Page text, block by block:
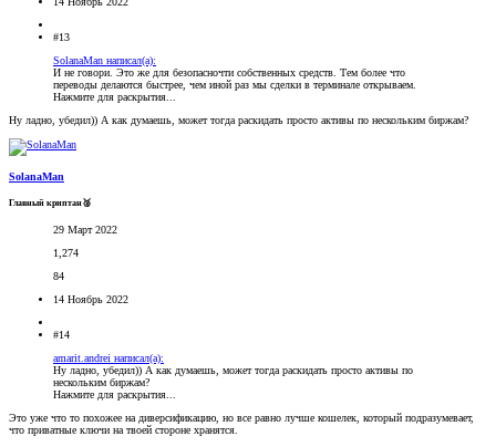
#13
SolanaMan написал(а):
И не говори. Это же для безопасночти собственных средств. Тем более что
переводы делаются быстрее, чем иной раз мы сделки в терминале открываем.
Нажмите для раскрытия...
Ну ладно, убедил)) А как думаешь, может тогда раскидать просто активы по нескольким биржам?
SolanaMan
Главный криптан🥈
29 Март 2022
1,274
84
14 Ноябрь 2022
#14
amarit.andrei написал(а):
Ну ладно, убедил)) А как думаешь, может тогда раскидать просто активы по
нескольким биржам?
Нажмите для раскрытия...
Это уже что то похожее на диверсификацию, но все равно лучше кошелек, который подразумевает,
что приватные ключи на твоей стороне хранятся.